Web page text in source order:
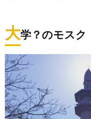
大学？のモスク